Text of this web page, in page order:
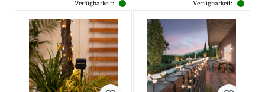
Verfügbarkeit: Verfügbarkeit: